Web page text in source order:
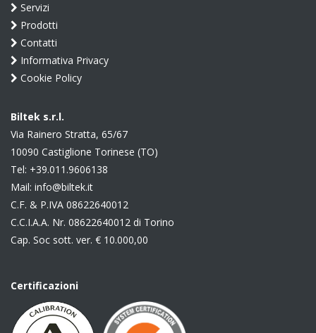
Servizi
Prodotti
Contatti
Informativa Privacy
Cookie Policy
Biltek s.r.l.
Via Rainero Stratta, 65/67
10090 Castiglione Torinese (TO)
Tel: +39.011.9606138
Mail: info@biltek.it
C.F. & P.IVA 08622640012
C.C.I.A.A. Nr. 08622640012 di Torino
Cap. Soc sott. ver. € 10.000,00
Certificazioni